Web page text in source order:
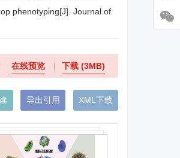
phenotyping[J]. Journal of
在线预览 下载 (3MB)
导出引用 XML下载